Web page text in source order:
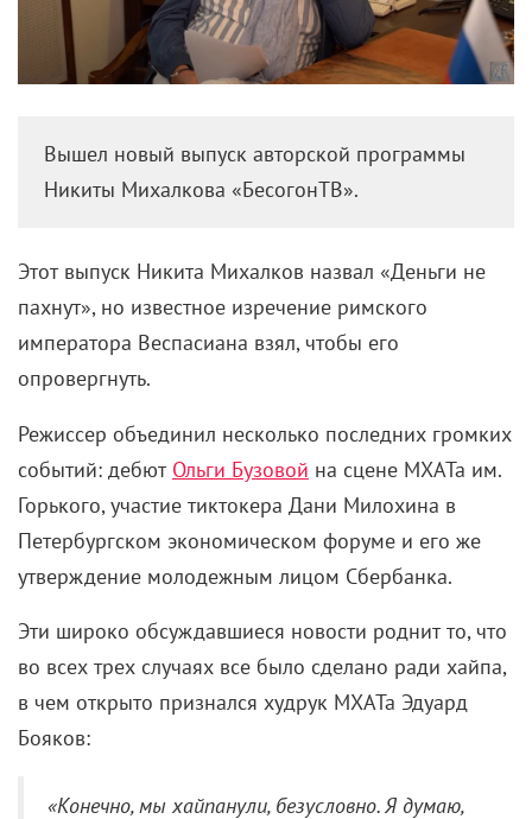
Вышел новый выпуск авторской программы
Никиты Михалкова «БесогонТВ».
Этот выпуск Никита Михалков назвал «Деньги не
пахнут», но известное изречение римского
императора Веспасиана взял, чтобы его
опровергнуть.
Режиссер объединил несколько последних громких
событий: дебют Ольги Бузовой на сцене МХАТа им.
Горького, участие тиктокера Дани Милохина в
Петербургском экономическом форуме и его же
утверждение молодежным лицом Сбербанка.
Эти широко обсуждавшиеся новости роднит то, что
во всех трех случаях все было сделано ради хайпа,
в чем открыто признался худрук МХАТа Эдуард
Бояков:
«Конечно, мы хайпанули, безусловно. Я думаю,